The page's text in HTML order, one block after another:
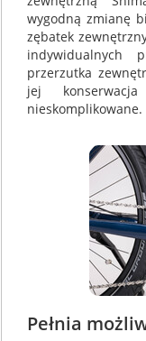
wygodną zmianę
zębatek
indywidualnych
przerzutka
jej
nieskomplikowane.
Pełnia